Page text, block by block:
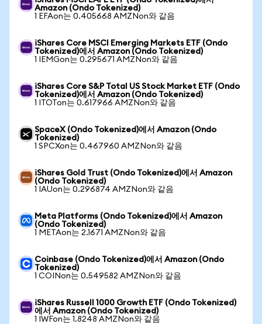
Amazon (Ondo Tokenized)
1 EFAon는 0.405668 AMZNon와 같음
iShares Core MSCI Emerging Markets ETF (Ondo
Tokenized)에서 Amazon (Ondo Tokenized)
1 IEMGon는 0.295671 AMZNon와 같음
iShares Core S&P Total US Stock Market ETF (Ondo
Tokenized)에서 Amazon (Ondo Tokenized)
1 ITOTon는 0.617966 AMZNon와 같음
SpaceX (Ondo Tokenized)에서 Amazon (Ondo
Tokenized)
1 SPCXon는 0.467960 AMZNon와 같음
iShares Gold Trust (Ondo Tokenized)에서 Amazon
(Ondo Tokenized)
1 IAUon는 0.296874 AMZNon와 같음
Meta Platforms (Ondo Tokenized)에서 Amazon
(Ondo Tokenized)
1 METAon는 2.1671 AMZNon와 같음
Coinbase (Ondo Tokenized)에서 Amazon (Ondo
Tokenized)
1 COINon는 0.549582 AMZNon와 같음
iShares Russell 1000 Growth ETF (Ondo Tokenized)
에서 Amazon (Ondo Tokenized)
1 IWFon는 1.8248 AMZNon와 같음